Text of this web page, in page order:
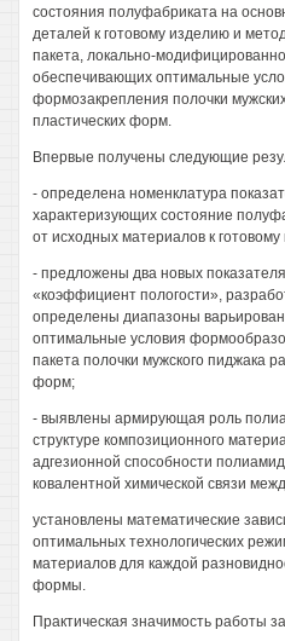
состояния полуфабриката на
деталей к готовому изделию и
пакета, локально-
обеспечивающих оптимальные
формозакрепления полочки
пластических форм.
Впервые получены следующие
- определена номенклатура
характеризующих состояние
от исходных материалов к
- предложены два новых
«коэффициент пологости»,
определены диапазоны
оптимальные условия
пакета полочки мужского пиджака
форм;
- выявлены армирующая роль
структуре композиционного
адгезионной способности
ковалентной химической связи
установлены математические
оптимальных технологических
материалов для каждой
формы.
Практическая значимость работы